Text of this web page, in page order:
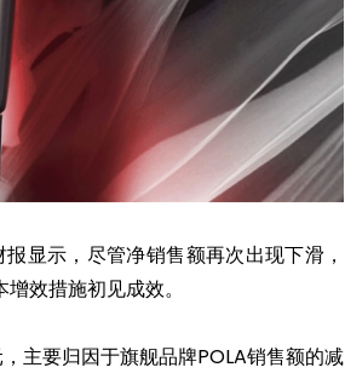
显示，尽管净销售额再次出现下滑，
效措施初见成效。
主要归因于旗舰品牌POLA销售额的减